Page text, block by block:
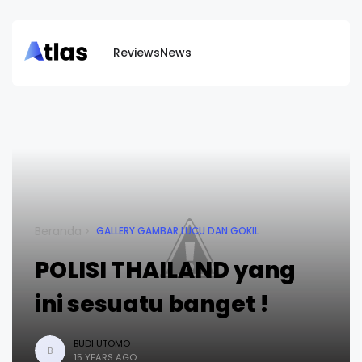
ReviewsNews
Beranda GALLERY GAMBAR LUCU DAN GOKIL
POLISI THAILAND yang
ini sesuatu banget !
B
BUDI UTOMO
15 YEARS AGO